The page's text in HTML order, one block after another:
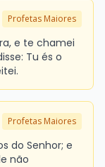
Profetas Maiores
e te chamei
Tu és o
Profetas Maiores
do Senhor; e
não